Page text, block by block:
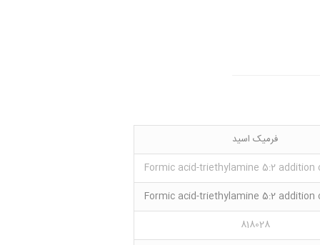
فرمیک اسید
Formic acid-triethylamine 5:2 addition
Formic acid-triethylamine 5:2 addition
818028